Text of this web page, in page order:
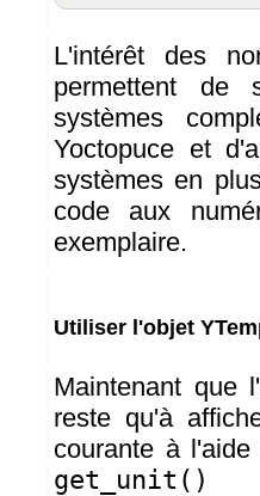
L'intérêt des
permettent de
systèmes
Yoctopuce et
systèmes en
code aux
exemplaire.
Utiliser l'objet
Maintenant que
reste qu'à
courante à
get_unit()